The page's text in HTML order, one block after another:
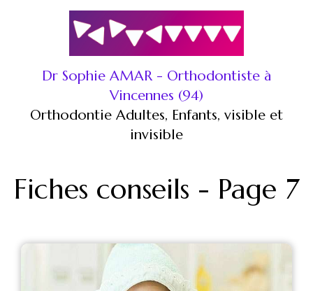
Dr Sophie AMAR - Orthodontiste à
Vincennes (94)
Orthodontie Adultes, Enfants, visible et
invisible
Fiches conseils - Page 7